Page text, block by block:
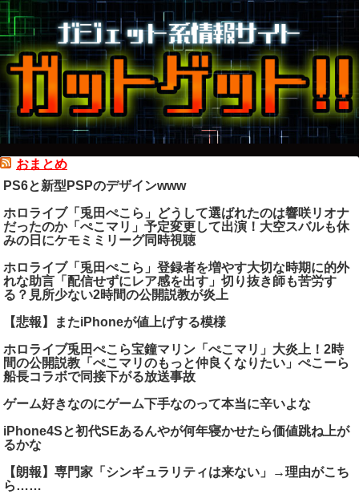
おまとめ
PS6と新型PSPのデザインwww
ホロライブ「兎田ぺこら」どうして選ばれたのは響咲リオナ
だったのか「ぺこマリ」予定変更して出演！大空スバルも休
みの日にケモミミリーグ同時視聴
ホロライブ「兎田ぺこら」登録者を増やす大切な時期に的外
れな助言「配信せずにレア感を出す」切り抜き師も苦労す
る？見所少ない2時間の公開説教が炎上
【悲報】またiPhoneが値上げする模様
ホロライブ兎田ぺこら宝鐘マリン「ぺこマリ」大炎上！2時
間の公開説教「ぺこマリのもっと仲良くなりたい」ぺこーら
船長コラボで同接下がる放送事故
ゲーム好きなのにゲーム下手なのって本当に辛いよな
iPhone4Sと初代SEあるんやが何年寝かせたら価値跳ね上が
るかな
【朗報】専門家「シンギュラリティは来ない」→理由がこち
ら……